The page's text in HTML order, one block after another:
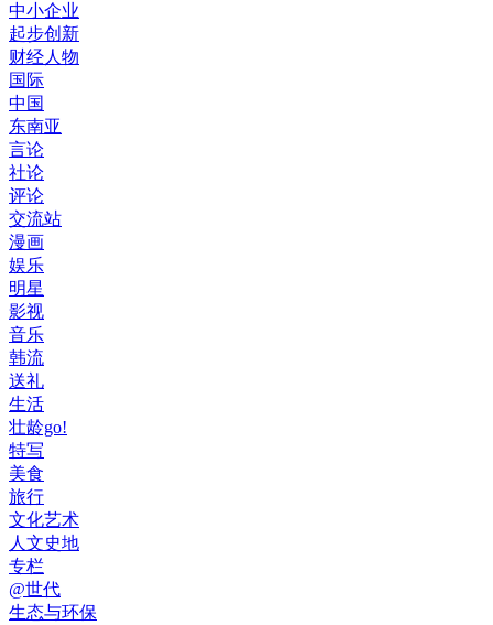
中小企业
起步创新
财经人物
国际
中国
东南亚
言论
社论
评论
交流站
漫画
娱乐
明星
影视
音乐
韩流
送礼
生活
壮龄go!
特写
美食
旅行
文化艺术
人文史地
专栏
@世代
生态与环保